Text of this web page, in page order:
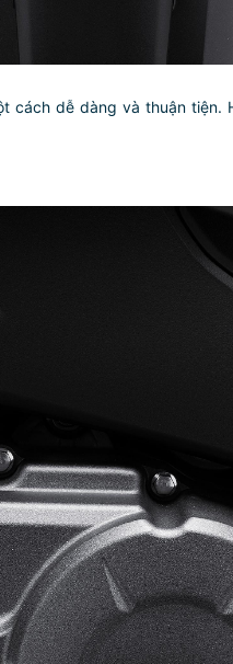
dễ dàng và thuận